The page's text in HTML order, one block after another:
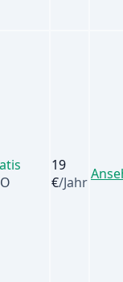
19
€/Jahr